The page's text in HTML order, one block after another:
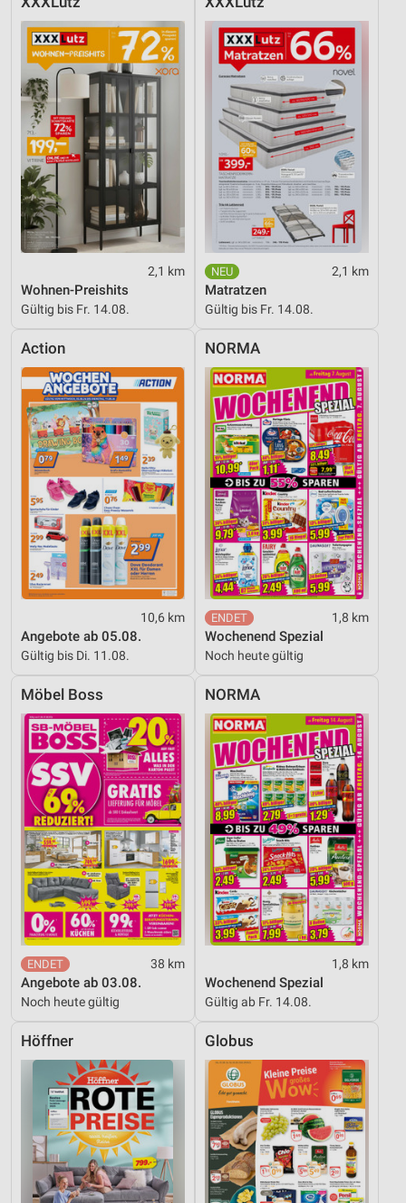
2,1 km
Wohnen-Preishits
Gültig bis Fr. 14.08.
2,1 km
Matratzen
Gültig bis Fr. 14.08.
Action
10,6 km
Angebote ab 05.08.
Gültig bis Di. 11.08.
NORMA
1,8 km
Wochenend Spezial
Noch heute gültig
Möbel Boss
38 km
Angebote ab 03.08.
Noch heute gültig
NORMA
1,8 km
Wochenend Spezial
Gültig ab Fr. 14.08.
Höffner Globus